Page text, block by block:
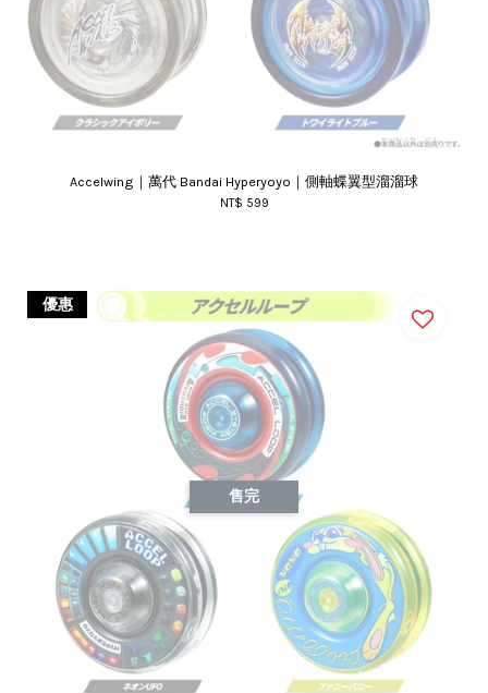
Accelwing｜萬代 Bandai Hyperyoyo｜側軸蝶翼型溜溜球
NT$ 599
優惠
售完